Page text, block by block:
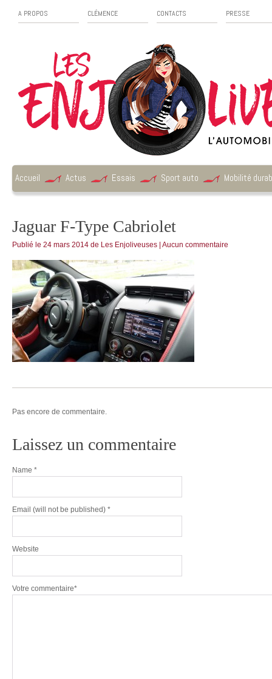
A PROPOS CLÉMENCE CONTACTS PRESSE
Accueil Actus Essais Sport auto Mobilité
Jaguar F-Type Cabriolet
Publié le 24 mars 2014 de Les Enjoliveuses Aucun commentaire
Pas encore de commentaire.
Laissez un commentaire
Name *
Email (will not be published) *
Website
Votre commentaire*